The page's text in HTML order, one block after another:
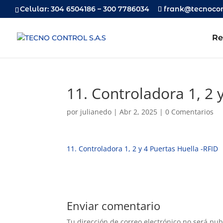
Celular: 304 6504186 – 300 7786034
11. Controladora 1, 2
por julianedo |Abr 2, 2025 |0 Comentarios
11. Controladora 1, 2 y 4 Puertas Huella -RFID
Enviar comentario